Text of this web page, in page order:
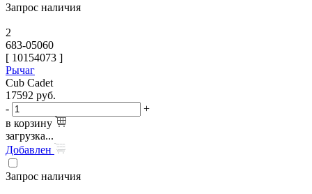
Запрос наличия
2
683-05060
[ 10154073 ]
Рычаг
Cub Cadet
17592 руб.
-
+
в корзину
загрузка...
Добавлен
Запрос наличия